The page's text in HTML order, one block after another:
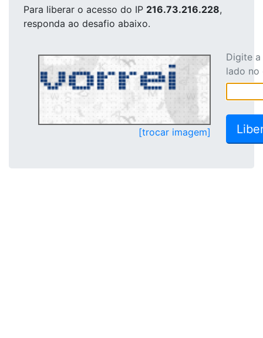
Para liberar o acesso do IP 216.73.216.228,
responda ao desafio abaixo.
[trocar imagem]
Digite
lado no